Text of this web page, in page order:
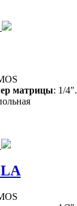
матрицы: 1/4".